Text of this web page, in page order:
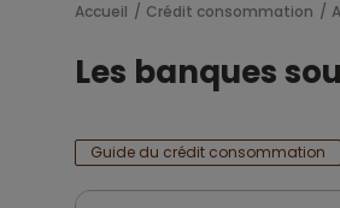
Accueil Crédit consommation
Les banques
Guide du crédit consommation